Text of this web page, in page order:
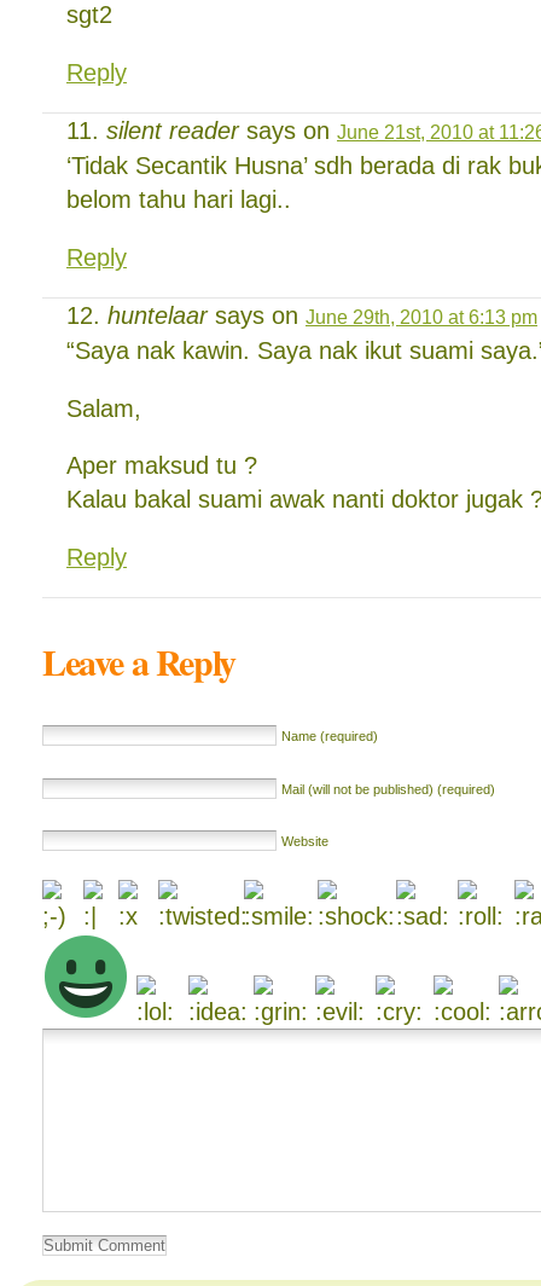
sgt2
Reply
silent readersays on June 21st, 2010 at
‘Tidak Secantik Husna’ sdh berada di rak
belom tahu hari lagi..
Reply
huntelaarsays on June 29th, 2010 at 6:13 pm
“Saya nak kawin. Saya nak ikut suami
Salam,
Aper maksud tu ?
Kalau bakal suami awak nanti doktor jugak
Reply
Leave a Reply
Name (required)
Mail (will not be published) (required)
Website